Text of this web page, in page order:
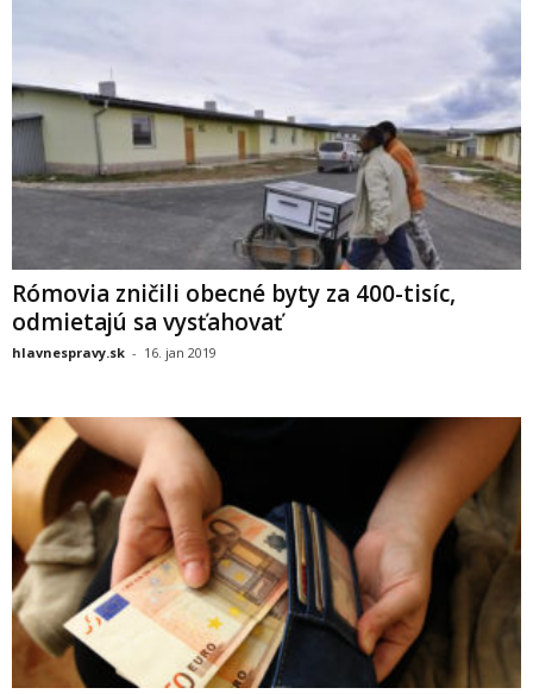
Rómovia zničili obecné byty za 400-tisíc,
odmietajú sa vysťahovať
hlavnespravy.sk - 16. jan 2019